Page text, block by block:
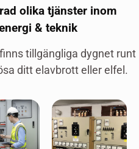
olika tjänster inom
& teknik
tillgängliga dygnet runt
ditt elavbrott eller elfel.